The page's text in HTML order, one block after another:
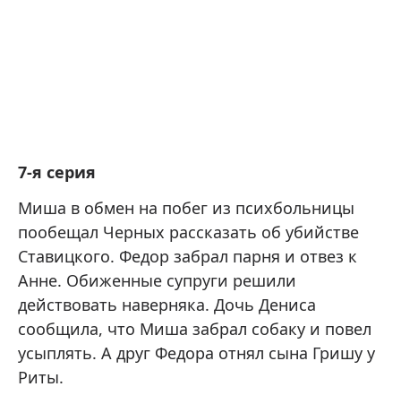
7-я серия
Миша в обмен на побег из психбольницы
пообещал Черных рассказать об убийстве
Ставицкого. Федор забрал парня и отвез к
Анне. Обиженные супруги решили
действовать наверняка. Дочь Дениса
сообщила, что Миша забрал собаку и повел
усыплять. А друг Федора отнял сына Гришу у
Риты.